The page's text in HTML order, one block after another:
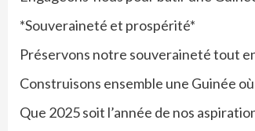
*Souveraineté et prospérité*
Préservons notre souveraineté tout
Construisons ensemble une Guinée
Que 2025 soit l’année de nos